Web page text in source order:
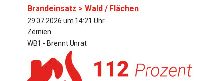
Brandeinsatz > Wald / Flächen
29.07.2026 um 14:21 Uhr
Zernien
WB1 - Brennt Unrat